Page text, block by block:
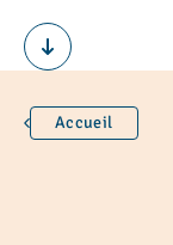
Accueil